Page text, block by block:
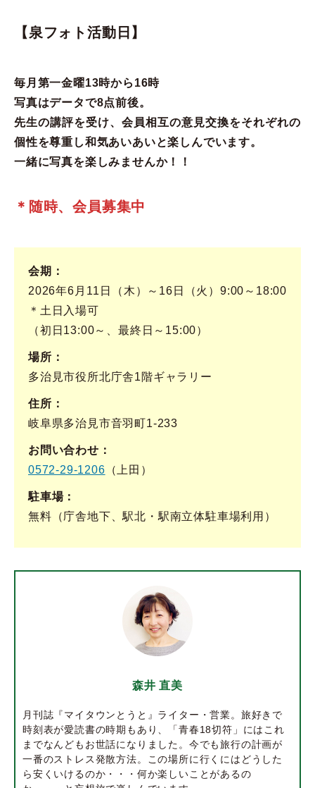
【泉フォト活動日】
毎月第一金曜13時から16時
写真はデータで8点前後。
先生の講評を受け、会員相互の意見交換をそれぞれの
個性を尊重し和気あいあいと楽しんでいます。
一緒に写真を楽しみませんか！！
＊随時、会員募集中
会期
2026年6月11日（木）～16日（火）9:00～18:00
＊土日入場可
（初日13:00～、最終日～15:00）
場所
多治見市役所北庁舎1階ギャラリー
住所
岐阜県多治見市音羽町1-233
お問い合わせ
0572-29-1206 （上田）
駐車場
無料（庁舎地下、駅北・駅南立体駐車場利用）
森井 直美
月刊誌『マイタウンとうと』ライター・営業。旅好きで
時刻表が愛読書の時期もあり、「青春18切符」にはこれ
までなんどもお世話になりました。今でも旅行の計画が
一番のストレス発散方法。この場所に行くにはどうした
ら安くいけるのか・・・何か楽しいことがあるの